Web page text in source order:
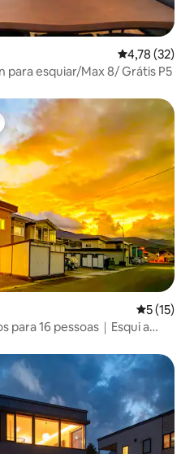
4,78 de uma
4,78 (32)
para esquiar/Max 8/ Grátis P5
dos hóspedes
5 de uma
5 (15)
para 16 pessoas｜Esqui a